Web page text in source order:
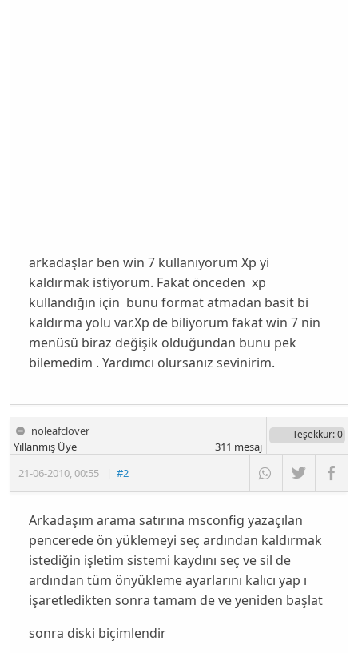
arkadaşlar ben win 7 kullanıyorum Xp yi
kaldırmak istiyorum. Fakat önceden xp
kullandığın için bunu format atmadan basit bi
kaldırma yolu var.Xp de biliyorum fakat win 7 nin
menüsü biraz değişik olduğundan bunu pek
bilemedim . Yardımcı olursanız sevinirim.
noleafclover
21-06-2010,00:55 |#2
Yıllanmış Üye
Teşekkür: 0
311 mesaj
Arkadaşım arama satırına msconfig yazaçılan
pencerede ön yüklemeyi seç ardından kaldırmak
istediğin işletim sistemi kaydını seç ve sil de
ardından tüm önyükleme ayarlarını kalıcı yap ı
işaretledikten sonra tamam de ve yeniden başlat
sonra diski biçimlendir